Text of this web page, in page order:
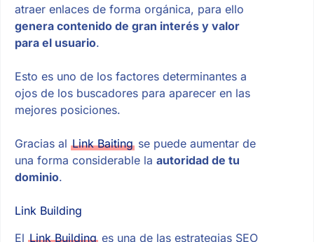
atraer enlaces de forma orgánica, para ello
genera contenido de gran interés y valor
para el usuario.
Esto es uno de los factores determinantes a
ojos de los buscadores para aparecer en las
mejores posiciones.
Gracias al Link Baitingse puede aumentar de
una forma considerable la autoridad de tu
dominio.
Link Building
El Link Buildinges una de las estrategias SEO